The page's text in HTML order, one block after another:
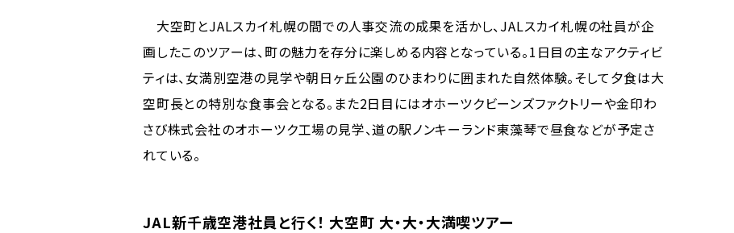
大空町とJALスカイ札幌の間での人事交流の成果を活かし、JALスカイ札幌の社員が企
画したこのツアーは、町の魅力を存分に楽しめる内容となっている。1日目の主なアクティビ
ティは、女満別空港の見学や朝日ヶ丘公園のひまわりに囲まれた自然体験。そして夕食は大
空町長との特別な食事会となる。また2日目にはオホーツクビーンズファクトリーや金印わ
さび株式会社のオホーツク工場の見学、道の駅ノンキーランド東藻琴で昼食などが予定さ
れている。
JAL新千歳空港社員と行く！ 大空町 大・大・大満喫ツアー